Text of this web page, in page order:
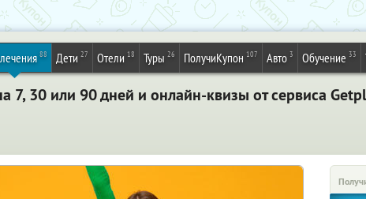
88 Дети 27 Отели 18 Туры 26 ПолучиКупон 107 Авто 3 Обучение 33
7, 30 или 90 дней и онлайн-квизы от сервиса